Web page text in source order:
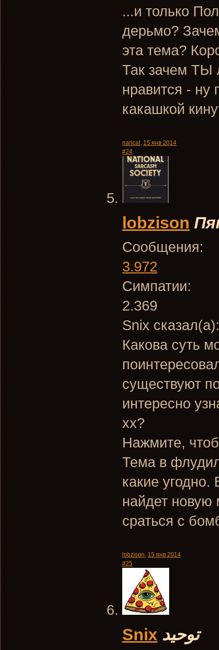
...и только
дерьмо?
эта тема?
Так зачем ТЫ
нравится - ну
какашкой
narical , 15 янв 2014
#24
lobzison
Сообщения:
3.972
Симпатии:
2.369
Snix
Какова суть
существуют
интересно
хх?
Нажмите,
Тема в
какие
найдет новую
сраться с
lobzison, 15 янв 2014
#25
Snix توحيد